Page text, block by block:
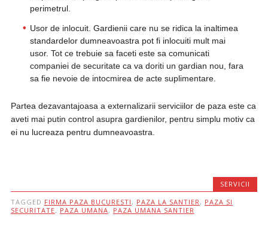
perimetrul.
Usor de inlocuit. Gardienii care nu se ridica la inaltimea
standardelor dumneavoastra pot fi inlocuiti mult mai
usor. Tot ce trebuie sa faceti este sa comunicati
companiei de securitate ca va doriti un gardian nou, fara
sa fie nevoie de intocmirea de acte suplimentare.
Partea dezavantajoasa a externalizarii serviciilor de paza este ca
aveti mai putin control asupra gardienilor, pentru simplu motiv ca
ei nu lucreaza pentru dumneavoastra.
SERVICII
TAGGED FIRMA PAZA BUCURESTI , PAZA LA SANTIER, PAZA SI
SECURITATE, PAZA UMANA, PAZA UMANA SANTIER